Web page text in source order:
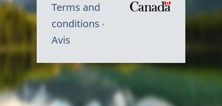
Terms and
conditions
Avis
Symbole
du